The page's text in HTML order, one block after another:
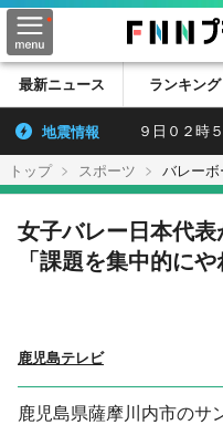
最新ニュース ランキング
地震情報 ９日０２時５
トップ スポーツ バレー
女子バレー日本代
「課題を集中的にや
鹿児島テレビ
鹿児島県薩摩川内市のサ